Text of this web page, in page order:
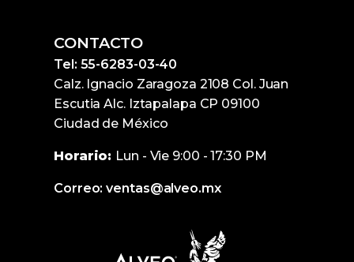
CONTACTO
Tel: 55-6283-03-40
Calz. Ignacio Zaragoza 2108 Col. Juan
Escutia Alc. Iztapalapa CP 09100
Ciudad de México
Horario: Lun - Vie 9:00 - 17:30 PM
Correo: ventas@alveo.mx